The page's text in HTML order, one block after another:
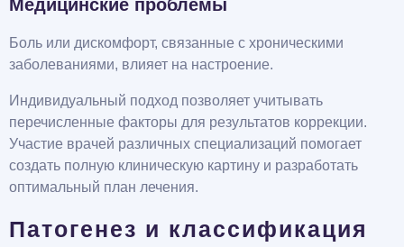
Медицинские проблемы
Боль или дискомфорт, связанные с хроническими
заболеваниями, влияет на настроение.
Индивидуальный подход позволяет учитывать
перечисленные факторы для результатов коррекции.
Участие врачей различных специализаций помогает
создать полную клиническую картину и разработать
оптимальный план лечения.
Патогенез и классификация